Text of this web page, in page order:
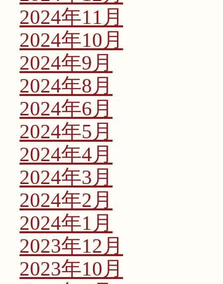
2024年11月
2024年10月
2024年9月
2024年8月
2024年6月
2024年5月
2024年4月
2024年3月
2024年2月
2024年1月
2023年12月
2023年10月